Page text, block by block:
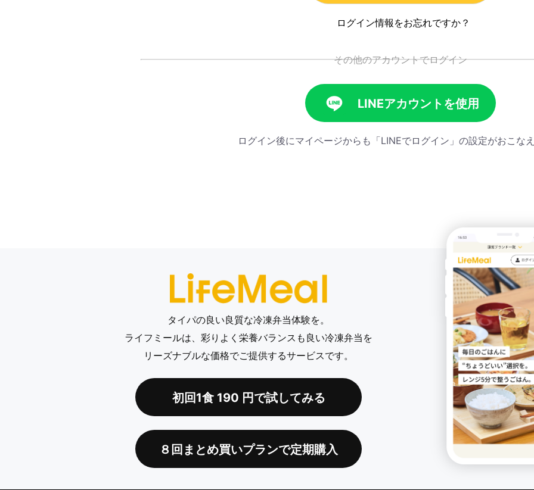
ログイン情報をお忘れですか？
LINEアカウントを使用
ログイン後にマイページからも「LINEでログイン」の設定がおこな
タイパの良い良質な冷凍弁当体験を。
ライフミールは、 彩りよく栄養バランスも良い冷凍弁当を
リーズナブルな価格でご提供するサービスです。
初回1食190 円で試してみる
８回まとめ買いプランで定期購入